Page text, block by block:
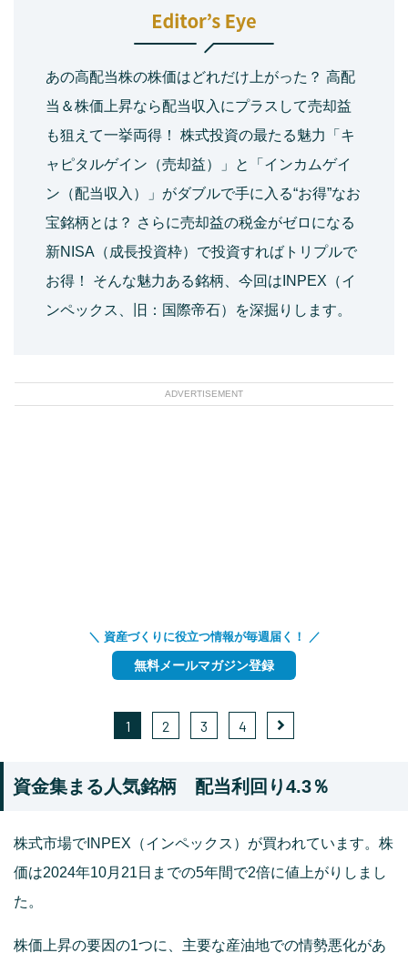
あの高配当株の株価はどれだけ上がった？ 高配
当＆株価上昇なら配当収入にプラスして売却益
も狙えて一挙両得！ 株式投資の最たる魅力「キ
ャピタルゲイン（売却益）」と「インカムゲイ
ン（配当収入）」がダブルで手に入る“お得”なお
宝銘柄とは？ さらに売却益の税金がゼロになる
新NISA（成長投資枠）で投資すればトリプルで
お得！ そんな魅力ある銘柄、今回はINPEX（イ
ンペックス、旧：国際帝石）を深掘りします。
ADVERTISEMENT
＼ 資産づくりに役立つ情報が毎週届く！ ／
無料メールマガジン登録
1 2 3 4
資金集まる人気銘柄 配当利回り4.3％
株式市場でINPEX（インペックス）が買われています。株
価は2024年10月21日までの5年間で2倍に値上がりしまし
た。
株価上昇の要因の1つに、主要な産油地での情勢悪化があ